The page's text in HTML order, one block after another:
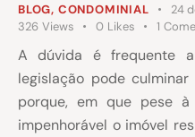
BLOG, CONDOMINIAL
24
326 Views 0 Likes 1
A dúvida é frequente
legislação pode
porque, em que pese
impenhorável o imóvel